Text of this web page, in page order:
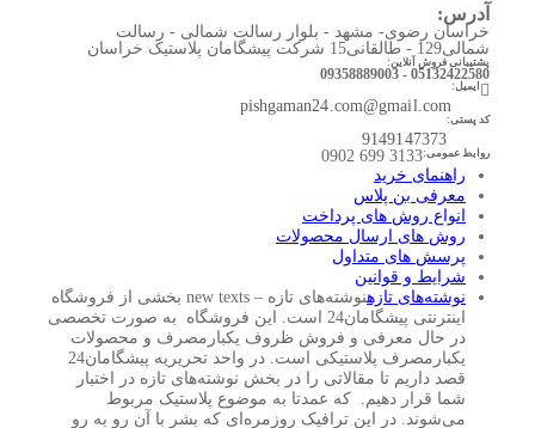
آدرس:
خراسان رضوی- مشهد - بلوار رسالت شمالی - رسالت
شمالی129 - طالقانی15 شرکت پیشگامان پلاستیک خراسان
پشتیبانی فروش آنلاین:
05132422580 - 09358889003
ایمیل:
pishgaman24.com@gmail.com
کد پستی:
9149147373
روابط عمومی:3133 699 0902​
راهنمای خرید
معرفی بن پلاس
انواع روش های پرداخت
روش های ارسال محصولات
پرسش های متداول
شرایط و قوانین
نوشته‌های تازه
نوشته‌های تازه – new texts بخشی از فروشگاه
اینترنتی پیشگامان24 است. این فروشگاه به صورت تخصصی
در حال معرفی و فروش ظروف یکبارمصرف و محصولات
قصد داریم تا مقالاتی را در بخش نوشته‌های تازه در اختبار
شما قرار دهیم. که عمدتا به موضوع پلاستیک مربوط
می‌شوند. در این ترافیک روزمره‌ای که بشر با آن رو به رو